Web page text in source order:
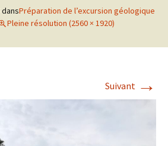
dansPréparation de l’excursion géologique
Pleine résolution (2560 × 1920)
Suivant →